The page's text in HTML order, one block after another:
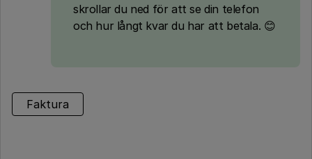
skrollar du ned för att se din telefon
och hur långt kvar du har att betala. 😊
Faktura